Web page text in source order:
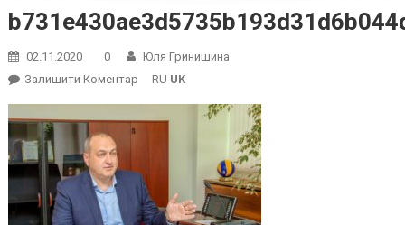
02.11.2020 0
Юля Гринишина
Залишити КоментарOn RU UK